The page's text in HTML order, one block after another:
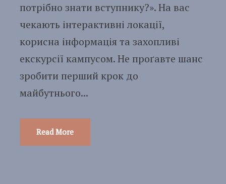
потрібно знати вступнику?». На вас
чекають інтерактивні локації,
корисна інформація та захопливі
екскурсії кампусом. Не проґавте шанс
зробити перший крок до
майбутнього...
Read More